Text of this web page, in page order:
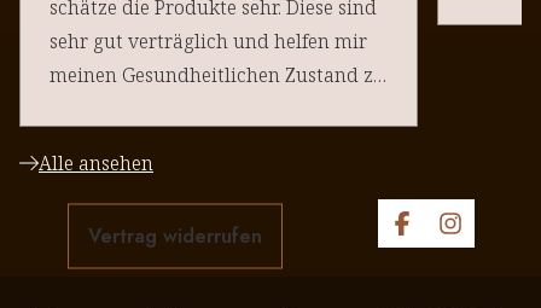
schätze die Produkte sehr. Diese sind
sehr gut verträglich und helfen mir
meinen Gesundheitlichen Zustand zu
Alle ansehen
Vertrag widerrufen